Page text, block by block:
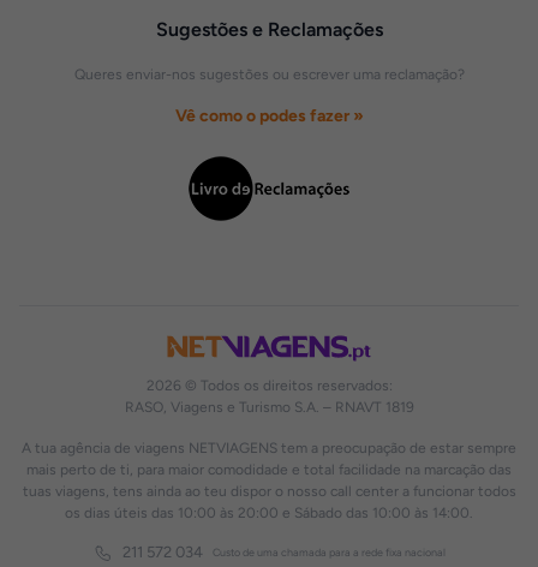
2026 © Todos os direitos reservados:
RASO, Viagens e Turismo S.A. – RNAVT 1819
A tua agência de viagens NETVIAGENS tem a preocupação de estar sempre
mais perto de ti, para maior comodidade e total facilidade na marcação das
tuas viagens, tens ainda ao teu dispor o nosso call center a funcionar todos
os dias úteis das 10:00 às 20:00 e Sábado das 10:00 às 14:00.
211 572 034 Custo de uma chamada para a rede fixa nacional
Sugestões e Reclamações
Queres enviar-nos sugestões ou escrever uma reclamação?
Vê como o podes fazer »